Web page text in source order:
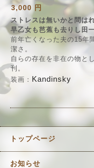
3,000 円
ストレスは無いかと問は
早乙女も芭蕉も去りし田
前年亡くなった夫の15年
潔さ。
自らの存在を非在の物と
刊。
装画： Kandinsky
トップページ
お知らせ